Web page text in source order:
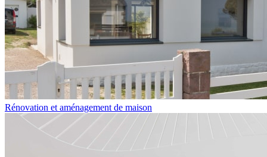
Rénovation et aménagement de maison